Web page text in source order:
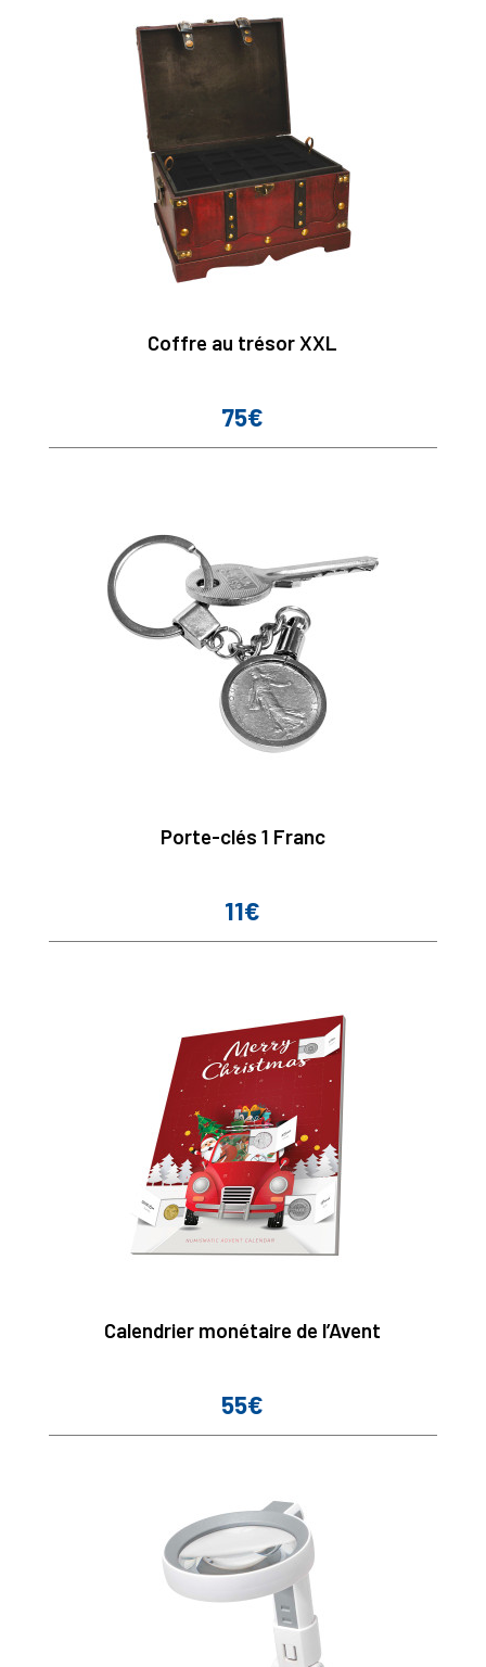
Coffre au trésor XXL
Prix
75€
Porte-clés 1 Franc
Prix
11€
Calendrier monétaire de l’Avent
Prix
55€